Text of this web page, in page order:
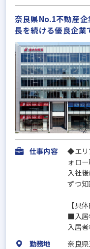
奈良県No.1不動産
長を続ける優良企業
仕事内容
◆エリ
ォロ
入社
ずつ知
【具
■入居
入居
勤務地
奈良